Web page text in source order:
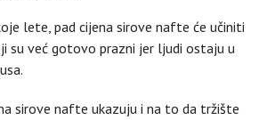
lete, pad cijena sirove nafte će učiniti
su već gotovo prazni jer ljudi ostaju u
sirove nafte ukazuju i na to da tržište